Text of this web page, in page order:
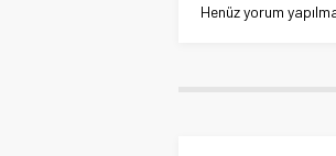
Henüz yorum